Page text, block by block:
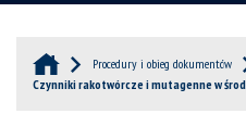
Procedury i obieg dokumentów
Czynniki rakotwórcze i mutagenne w